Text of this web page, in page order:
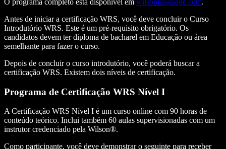
O programa completo está disponível em wilsonlanguage.com.
Antes de iniciar a certificação WRS, você deve concluir o Curso
Introdutório WRS. Este é um pré-requisito obrigatório. Os
candidatos devem ter diploma de bacharel em Educação ou área
semelhante para fazer o curso.
Depois de concluir o curso introdutório, você poderá buscar a
certificação WRS. Existem dois níveis de certificação.
Programa de Certificação WRS Nível I
A Certificação WRS Nível I é um curso online com 90 horas de
conteúdo teórico. Inclui também 60 aulas supervisionadas com um
instrutor credenciado pela Wilson®.
Como participante, você deve demonstrar o seguinte para receber